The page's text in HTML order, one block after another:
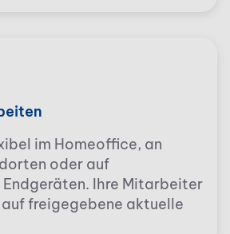
im Homeoffice, an
oder auf
Ihre Mitarbeiter
freigegebene aktuelle